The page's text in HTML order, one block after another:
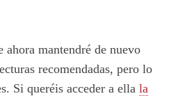
ahora mantendré de nuevo
recomendadas, pero lo
Si queréis acceder a ella la